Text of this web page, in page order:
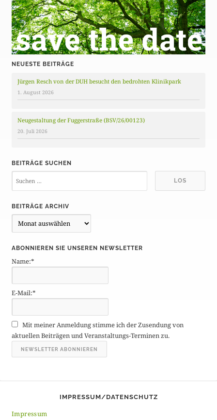
NEUESTE BEITRÄGE
Jürgen Resch von der DUH besucht den bedrohten Klinikpark
1. August 2026
Neugestaltung der Fuggerstraße (BSV/26/00123)
20. Juli 2026
BEITRÄGE SUCHEN
BEITRÄGE ARCHIV
e
t
r
g
e
r
c
h
v
ABONNIEREN SIE UNSEREN NEWSLETTER
Name:*
E-Mail:*
Mit meiner Anmeldung stimme ich der Zusendung von
aktuellen Beiträgen und Veranstaltungs-Terminen zu.
IMPRESSUM/DATENSCHUTZ
Impressum